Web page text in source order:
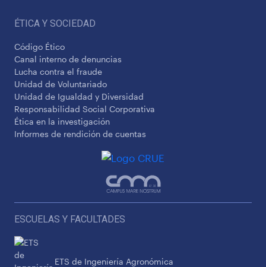
ÉTICA Y SOCIEDAD
Código Ético
Canal interno de denuncias
Lucha contra el fraude
Unidad de Voluntariado
Unidad de Igualdad y Diversidad
Responsabilidad Social Corporativa
Ética en la investigación
Informes de rendición de cuentas
ESCUELAS Y FACULTADES
ETS de Ingeniería Agronómica